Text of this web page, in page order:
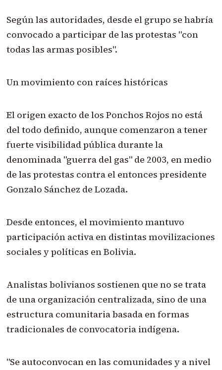
Según las autoridades, desde el grupo se habría
convocado a participar de las protestas "con
todas las armas posibles".
Un movimiento con raíces históricas
El origen exacto de los Ponchos Rojos no está
del todo definido, aunque comenzaron a tener
fuerte visibilidad pública durante la
denominada "guerra del gas" de 2003, en medio
de las protestas contra el entonces presidente
Gonzalo Sánchez de Lozada.
Desde entonces, el movimiento mantuvo
participación activa en distintas movilizaciones
sociales y políticas en Bolivia.
Analistas bolivianos sostienen que no se trata
de una organización centralizada, sino de una
estructura comunitaria basada en formas
tradicionales de convocatoria indígena.
"Se autoconvocan en las comunidades y a nivel